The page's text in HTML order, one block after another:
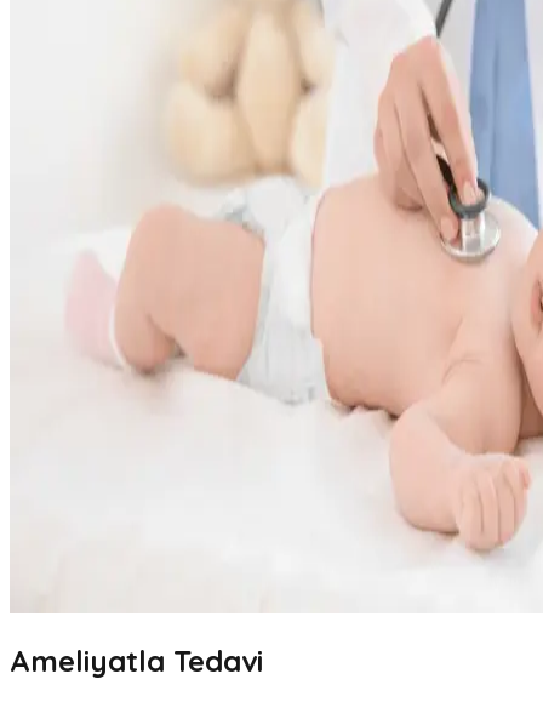
Ameliyatla Tedavi